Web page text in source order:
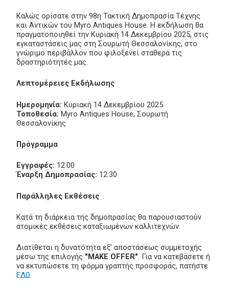
Καλώς ορίσατε στην 98η Τακτική Δημοπρασία Τέχνης
και Αντικών του Myro Antiques House. Η εκδήλωση θα
πραγματοποιηθεί την Κυριακή 14 Δεκεμβρίου 2025, στις
εγκαταστάσεις μας στη Σουρωτή Θεσσαλονίκης, στο
γνώριμο περιβάλλον που φιλοξενεί σταθερά τις
δραστηριότητές μας.
Λεπτομέρειες Εκδήλωσης
Ημερομηνία: Κυριακή 14 Δεκεμβρίου 2025
Τοποθεσία: Myro Antiques House, Σουρωτή
Θεσσαλονίκης
Πρόγραμμα
Εγγραφές: 12:00
Έναρξη Δημοπρασίας: 12:30
Παράλληλες Εκθέσεις
Κατά τη διάρκεια της δημοπρασίας θα παρουσιαστούν
ατομικές εκθέσεις καταξιωμένων καλλιτεχνών.
Διατίθεται η δυνατότητα εξ’ αποστάσεως συμμετοχής
μέσω της επιλογής "MAKE OFFER". Για να κατεβάσετε ή
να εκτυπώσετε τη φόρμα γραπτής προσφοράς, πατήστε
ΕΔΩ.